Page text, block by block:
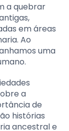
a quebrar
em áreas
Ao
uma
a
de
histórias
ancestral e